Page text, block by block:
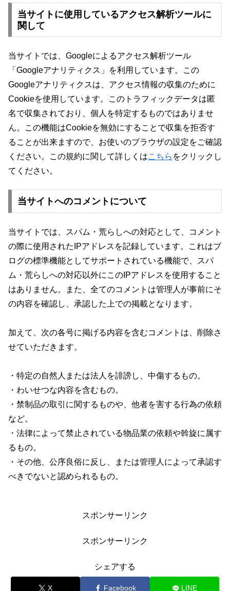
当サイトに使用しているアクセス解析ツールに
関して
当サイトでは、Googleによるアクセス解析ツール
「Googleアナリティクス」を利用しています。この
Googleアナリティクスは、アクセス情報の収集のために
Cookieを使用しています。このトラフィックデータは匿
名で収集されており、個人を特定するものではありませ
ん。この機能はCookieを無効にすることで収集を拒否す
ることが出来ますので、お使いのブラウザの設定をご確認
ください。この規約に関して詳しくはこちら をクリックし
てください。
当サイトへのコメントについて
当サイトでは、スパム・荒らしへの対応として、コメント
の際に使用されたIPアドレスを記録しています。これはブ
ログの標準機能としてサポートされている機能で、スパ
ム・荒らしへの対応以外にこのIPアドレスを使用すること
はありません。また、全てのコメントは管理人が事前にそ
の内容を確認し、承認した上での掲載となります。
加えて、次の各号に掲げる内容を含むコメントは、削除さ
せていただきます。
・特定の自然人または法人を誹謗し、中傷するもの。
・わいせつな内容を含むもの。
・禁制品の取引に関するものや、他者を害する行為の依頼
など。
・法律によって禁止されている物品業の依頼や斡旋に属す
るもの。
・その他、公序良俗に反し、または管理人によって承認す
べきでないと認められるもの。
スポンサーリンク
スポンサーリンク
シェアする
X Facebook LINE